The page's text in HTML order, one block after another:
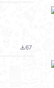
file_download67